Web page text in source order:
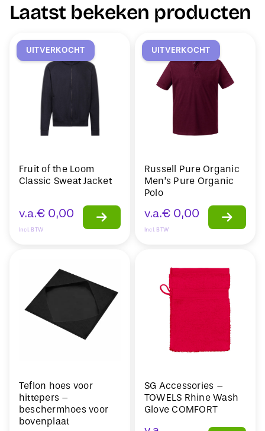
Laatst bekeken producten
UITVERKOCHT
Fruit of the Loom
Classic Sweat Jacket
v.a.€ 0,00
Incl. BTW
UITVERKOCHT
Russell Pure Organic
Men’s Pure Organic
Polo
v.a.€ 0,00
Incl. BTW
Teflon hoes voor
hittepers –
beschermhoes voor
bovenplaat
SG Accessories –
TOWELS Rhine Wash
Glove COMFORT